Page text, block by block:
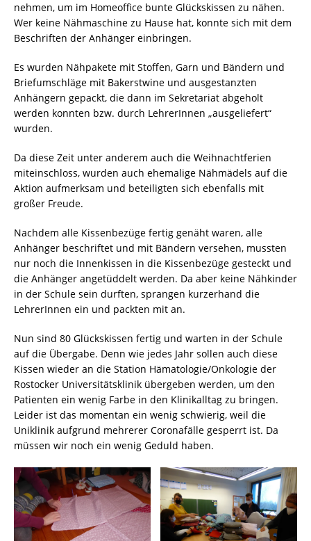
nehmen, um im Homeoffice bunte Glückskissen zu nähen.
Wer keine Nähmaschine zu Hause hat, konnte sich mit dem
Beschriften der Anhänger einbringen.
Es wurden Nähpakete mit Stoffen, Garn und Bändern und
Briefumschläge mit Bakerstwine und ausgestanzten
Anhängern gepackt, die dann im Sekretariat abgeholt
werden konnten bzw. durch LehrerInnen „ausgeliefert“
wurden.
Da diese Zeit unter anderem auch die Weihnachtferien
miteinschloss, wurden auch ehemalige Nähmädels auf die
Aktion aufmerksam und beteiligten sich ebenfalls mit
großer Freude.
Nachdem alle Kissenbezüge fertig genäht waren, alle
Anhänger beschriftet und mit Bändern versehen, mussten
nur noch die Innenkissen in die Kissenbezüge gesteckt und
die Anhänger angetüddelt werden. Da aber keine Nähkinder
in der Schule sein durften, sprangen kurzerhand die
LehrerInnen ein und packten mit an.
Nun sind 80 Glückskissen fertig und warten in der Schule
auf die Übergabe. Denn wie jedes Jahr sollen auch diese
Kissen wieder an die Station Hämatologie/Onkologie der
Rostocker Universitätsklinik übergeben werden, um den
Patienten ein wenig Farbe in den Klinikalltag zu bringen.
Leider ist das momentan ein wenig schwierig, weil die
Uniklinik aufgrund mehrerer Coronafälle gesperrt ist. Da
müssen wir noch ein wenig Geduld haben.